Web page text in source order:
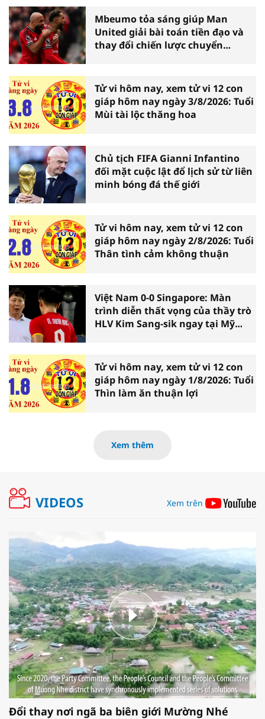
Mbeumo tỏa sáng giúp Man
United giải bài toán tiền đạo và
thay đổi chiến lược chuyển
Tử vi hôm nay, xem tử vi 12 con
giáp hôm nay ngày 3/8/2026: Tuổi
Mùi tài lộc thăng hoa
Chủ tịch FIFA Gianni Infantino
đối mặt cuộc lật đổ lịch sử từ liên
minh bóng đá thế giới
Tử vi hôm nay, xem tử vi 12 con
giáp hôm nay ngày 2/8/2026: Tuổi
Thân tình cảm không thuận
Việt Nam 0-0 Singapore: Màn
trình diễn thất vọng của thầy trò
HLV Kim Sang-sik ngay tại Mỹ
Tử vi hôm nay, xem tử vi 12 con
giáp hôm nay ngày 1/8/2026: Tuổi
Thìn làm ăn thuận lợi
Xem thêm
VIDEOS Xem trên
Đổi thay nơi ngã ba biên giới Mường Nhé